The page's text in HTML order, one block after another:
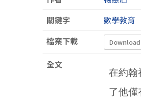
關鍵字
數學教育
檔案下載
Download
全文
在約翰
了他